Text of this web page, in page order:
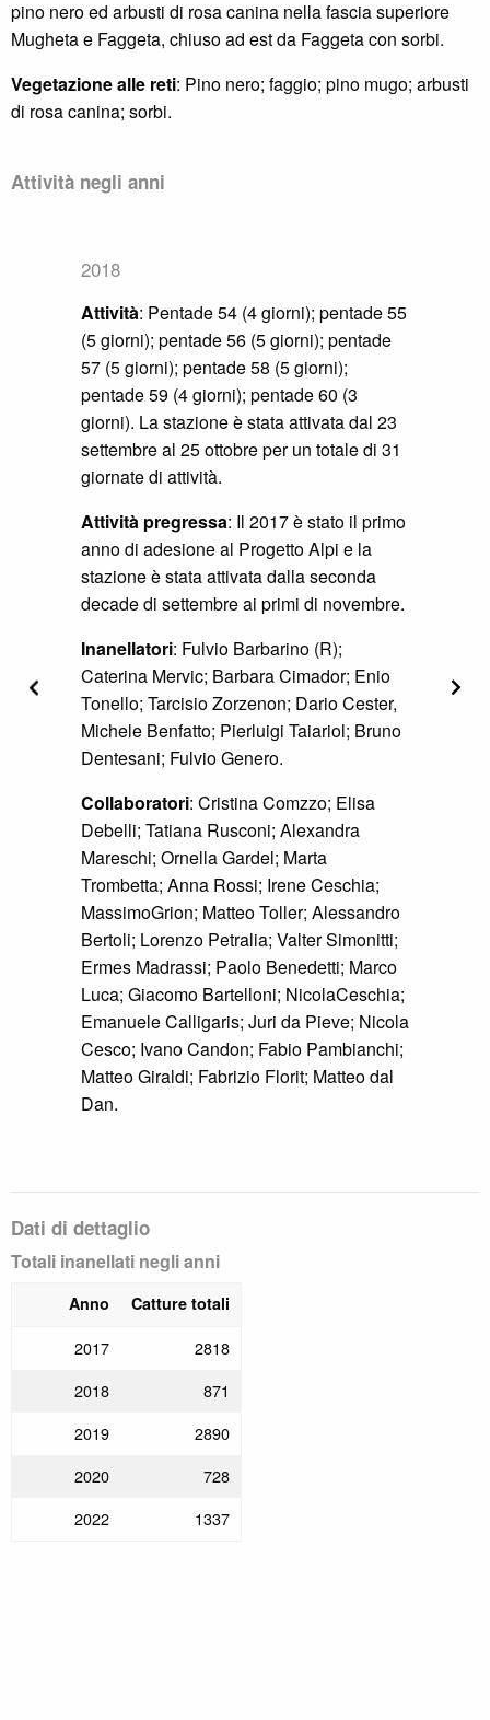
pino nero ed arbusti di rosa canina nella fascia superiore
Mugheta e Faggeta, chiuso ad est da Faggeta con sorbi.
Vegetazione alle reti: Pino nero; faggio; pino mugo; arbusti
di rosa canina; sorbi.
Attività negli anni
Precedente
2018
Attività: Pentade 54 (4 giorni); pentade 55
(5 giorni); pentade 56 (5 giorni); pentade
57 (5 giorni); pentade 58 (5 giorni);
pentade 59 (4 giorni); pentade 60 (3
giorni). La stazione è stata attivata dal 23
settembre al 25 ottobre per un totale di 31
giornate di attività.
Attività pregressa: Il 2017 è stato il primo
anno di adesione al Progetto Alpi e la
stazione è stata attivata dalla seconda
decade di settembre ai primi di novembre.
Inanellatori: Fulvio Barbarino (R);
Caterina Mervic; Barbara Cimador; Enio
Tonello; Tarcisio Zorzenon; Dario Cester,
Michele Benfatto; Pierluigi Taiariol; Bruno
Dentesani; Fulvio Genero.
Collaboratori: Cristina Comzzo; Elisa
Debelli; Tatiana Rusconi; Alexandra
Mareschi; Ornella Gardel; Marta
Trombetta; Anna Rossi; Irene Ceschia;
MassimoGrion; Matteo Toller; Alessandro
Bertoli; Lorenzo Petralia; Valter Simonitti;
Ermes Madrassi; Paolo Benedetti; Marco
Luca; Giacomo Bartelloni; NicolaCeschia;
Emanuele Calligaris; Juri da Pieve; Nicola
Cesco; Ivano Candon; Fabio Pambianchi;
Matteo Giraldi; Fabrizio Florit; Matteo dal
Dan.
Dati di dettaglio
Totali inanellati negli anni
Anno Catture totali
2017
2818
2018
871
2019
2890
2020
728
2022
1337